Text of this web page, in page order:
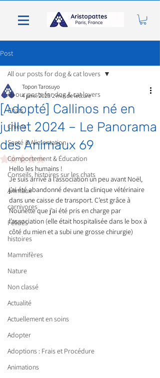
Post
All our posts for dog & cat lovers
Chats
Chiens
Santé & Alimentation
Comportement & Éducation
Conseils, histoires sur les chats
Animaux
carnivores
Félidés
histoires
Mammifères
Nature
Non classé
Actualité
Actuellement en soins
Adopter
Adoptions : Frais et Procédure
Animations
All our posts for dog & cat lovers
[Adopté] Callinos né en
juillet 2024 – Le Panorama
des Animaux 69
Topon Tarosuyo
4 janv. 2025 2 min de lecture
Noté NaN étoiles sur 5.
Hello les humains !
Je suis arrivé à l’association un peu avant Noël,
j’ai été abandonné devant la clinique vétérinaire
dans une caisse de transport. C’est grâce à
Nounette que j’ai été pris en charge par
l’association (elle était hospitalisée dans le box à
côté du mien et a subi une grosse chirurgie)